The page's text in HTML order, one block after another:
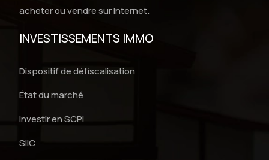
acheter ou vendre sur Internet.
INVESTISSEMENTS IMMO
Dispositif de défiscalisation
État du marché
Investir en SCPI
SIIC